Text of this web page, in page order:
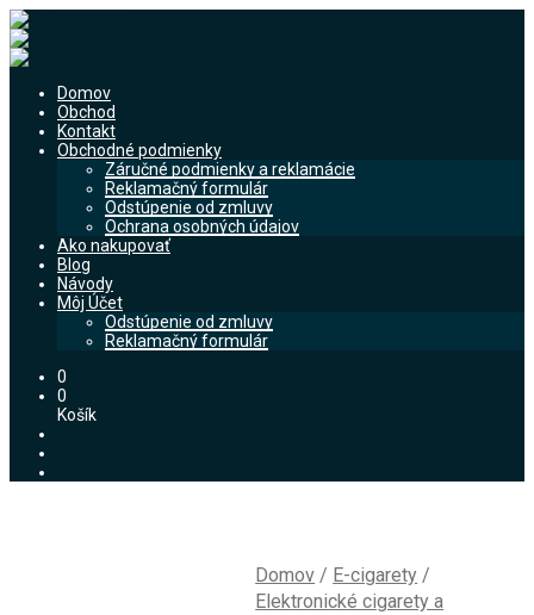
Domov
Obchod
Kontakt
Obchodné podmienky
Záručné podmienky a reklamácie
Reklamačný formulár
Odstúpenie od zmluvy
Ochrana osobných údajov
Ako nakupovať
Blog
Návody
Môj Účet
Odstúpenie od zmluvy
Reklamačný formulár
0
0
Košík
Domov / E-cigarety /
Elektronické cigarety a